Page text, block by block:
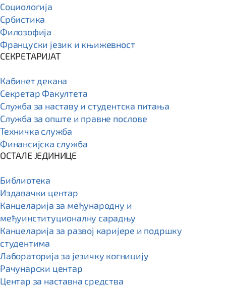
Социологија
Србистика
Филозофија
Француски језик и књижевност
СЕКРЕТАРИЈАТ
Кабинет декана
Секретар Факултета
Служба за наставу и студентска питања
Служба за опште и правне послове
Техничка служба
Финансијска служба
ОСТАЛЕ ЈЕДИНИЦЕ
Библиотека
Издавачки центар
Канцеларија за међународну и
међуинституционалну сарадњу
Канцеларија за развој каријере и подршку
студентима
Лабораторија за језичку когницију
Рачунарски центар
Центар за наставна средства